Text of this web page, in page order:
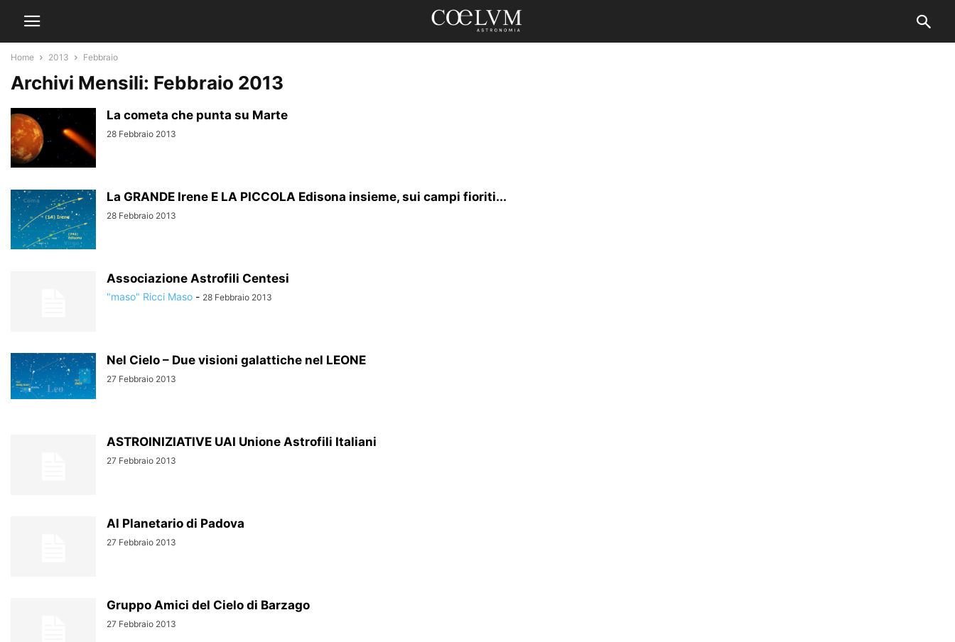
Home 2013 Febbraio
Archivi Mensili: Febbraio 2013
La cometa che punta su Marte
28 Febbraio 2013
La GRANDE Irene E LA PICCOLA Edisona insieme, sui campi fioriti...
28 Febbraio 2013
Associazione Astrofili Centesi
"maso" Ricci Maso - 28 Febbraio 2013
Nel Cielo – Due visioni galattiche nel LEONE
27 Febbraio 2013
ASTROINIZIATIVE UAI Unione Astrofili Italiani
27 Febbraio 2013
Al Planetario di Padova
27 Febbraio 2013
Gruppo Amici del Cielo di Barzago
27 Febbraio 2013